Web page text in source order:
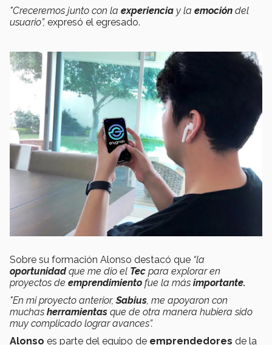
"Creceremos junto con la experiencia y la emoción del
usuario”, expresó el egresado.
Sobre su formación Alonso destacó que “la
oportunidadque me dio el Tec para explorar en
proyectos de emprendimiento fue la más importante.
"En mi proyecto anterior,Sabius, me apoyaron con
muchas herramientas que de otra manera hubiera sido
muy complicado lograr avances”.
Alonso es parte del equipo de emprendedores de la